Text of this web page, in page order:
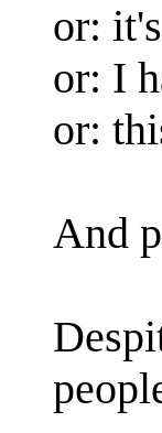
or:
or: I
or:
And